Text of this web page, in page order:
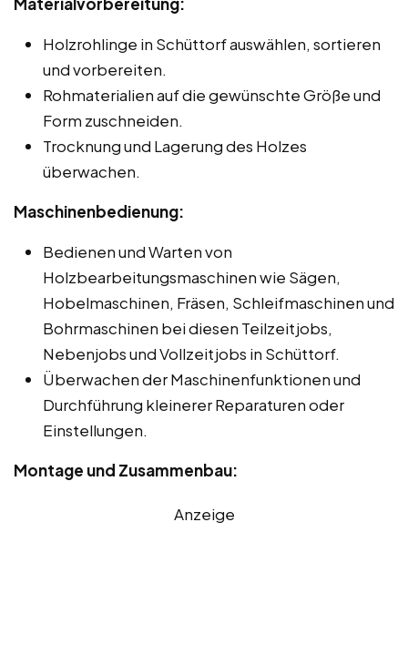
Holzrohlinge in Schüttorf auswählen, sortieren
und vorbereiten.
Rohmaterialien auf die gewünschte Größe und
Form zuschneiden.
Trocknung und Lagerung des Holzes
überwachen.
Maschinenbedienung:
Bedienen und Warten von
Holzbearbeitungsmaschinen wie Sägen,
Hobelmaschinen, Fräsen, Schleifmaschinen und
Bohrmaschinen bei diesen Teilzeitjobs,
Nebenjobs und Vollzeitjobs in Schüttorf.
Überwachen der Maschinenfunktionen und
Durchführung kleinerer Reparaturen oder
Einstellungen.
Montage und Zusammenbau:
Anzeige